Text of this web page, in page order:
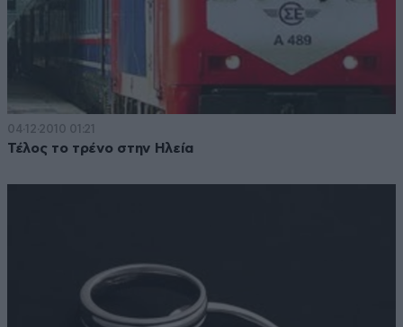
04·12·2010 01:21
Τέλος το τρένο στην Ηλεία